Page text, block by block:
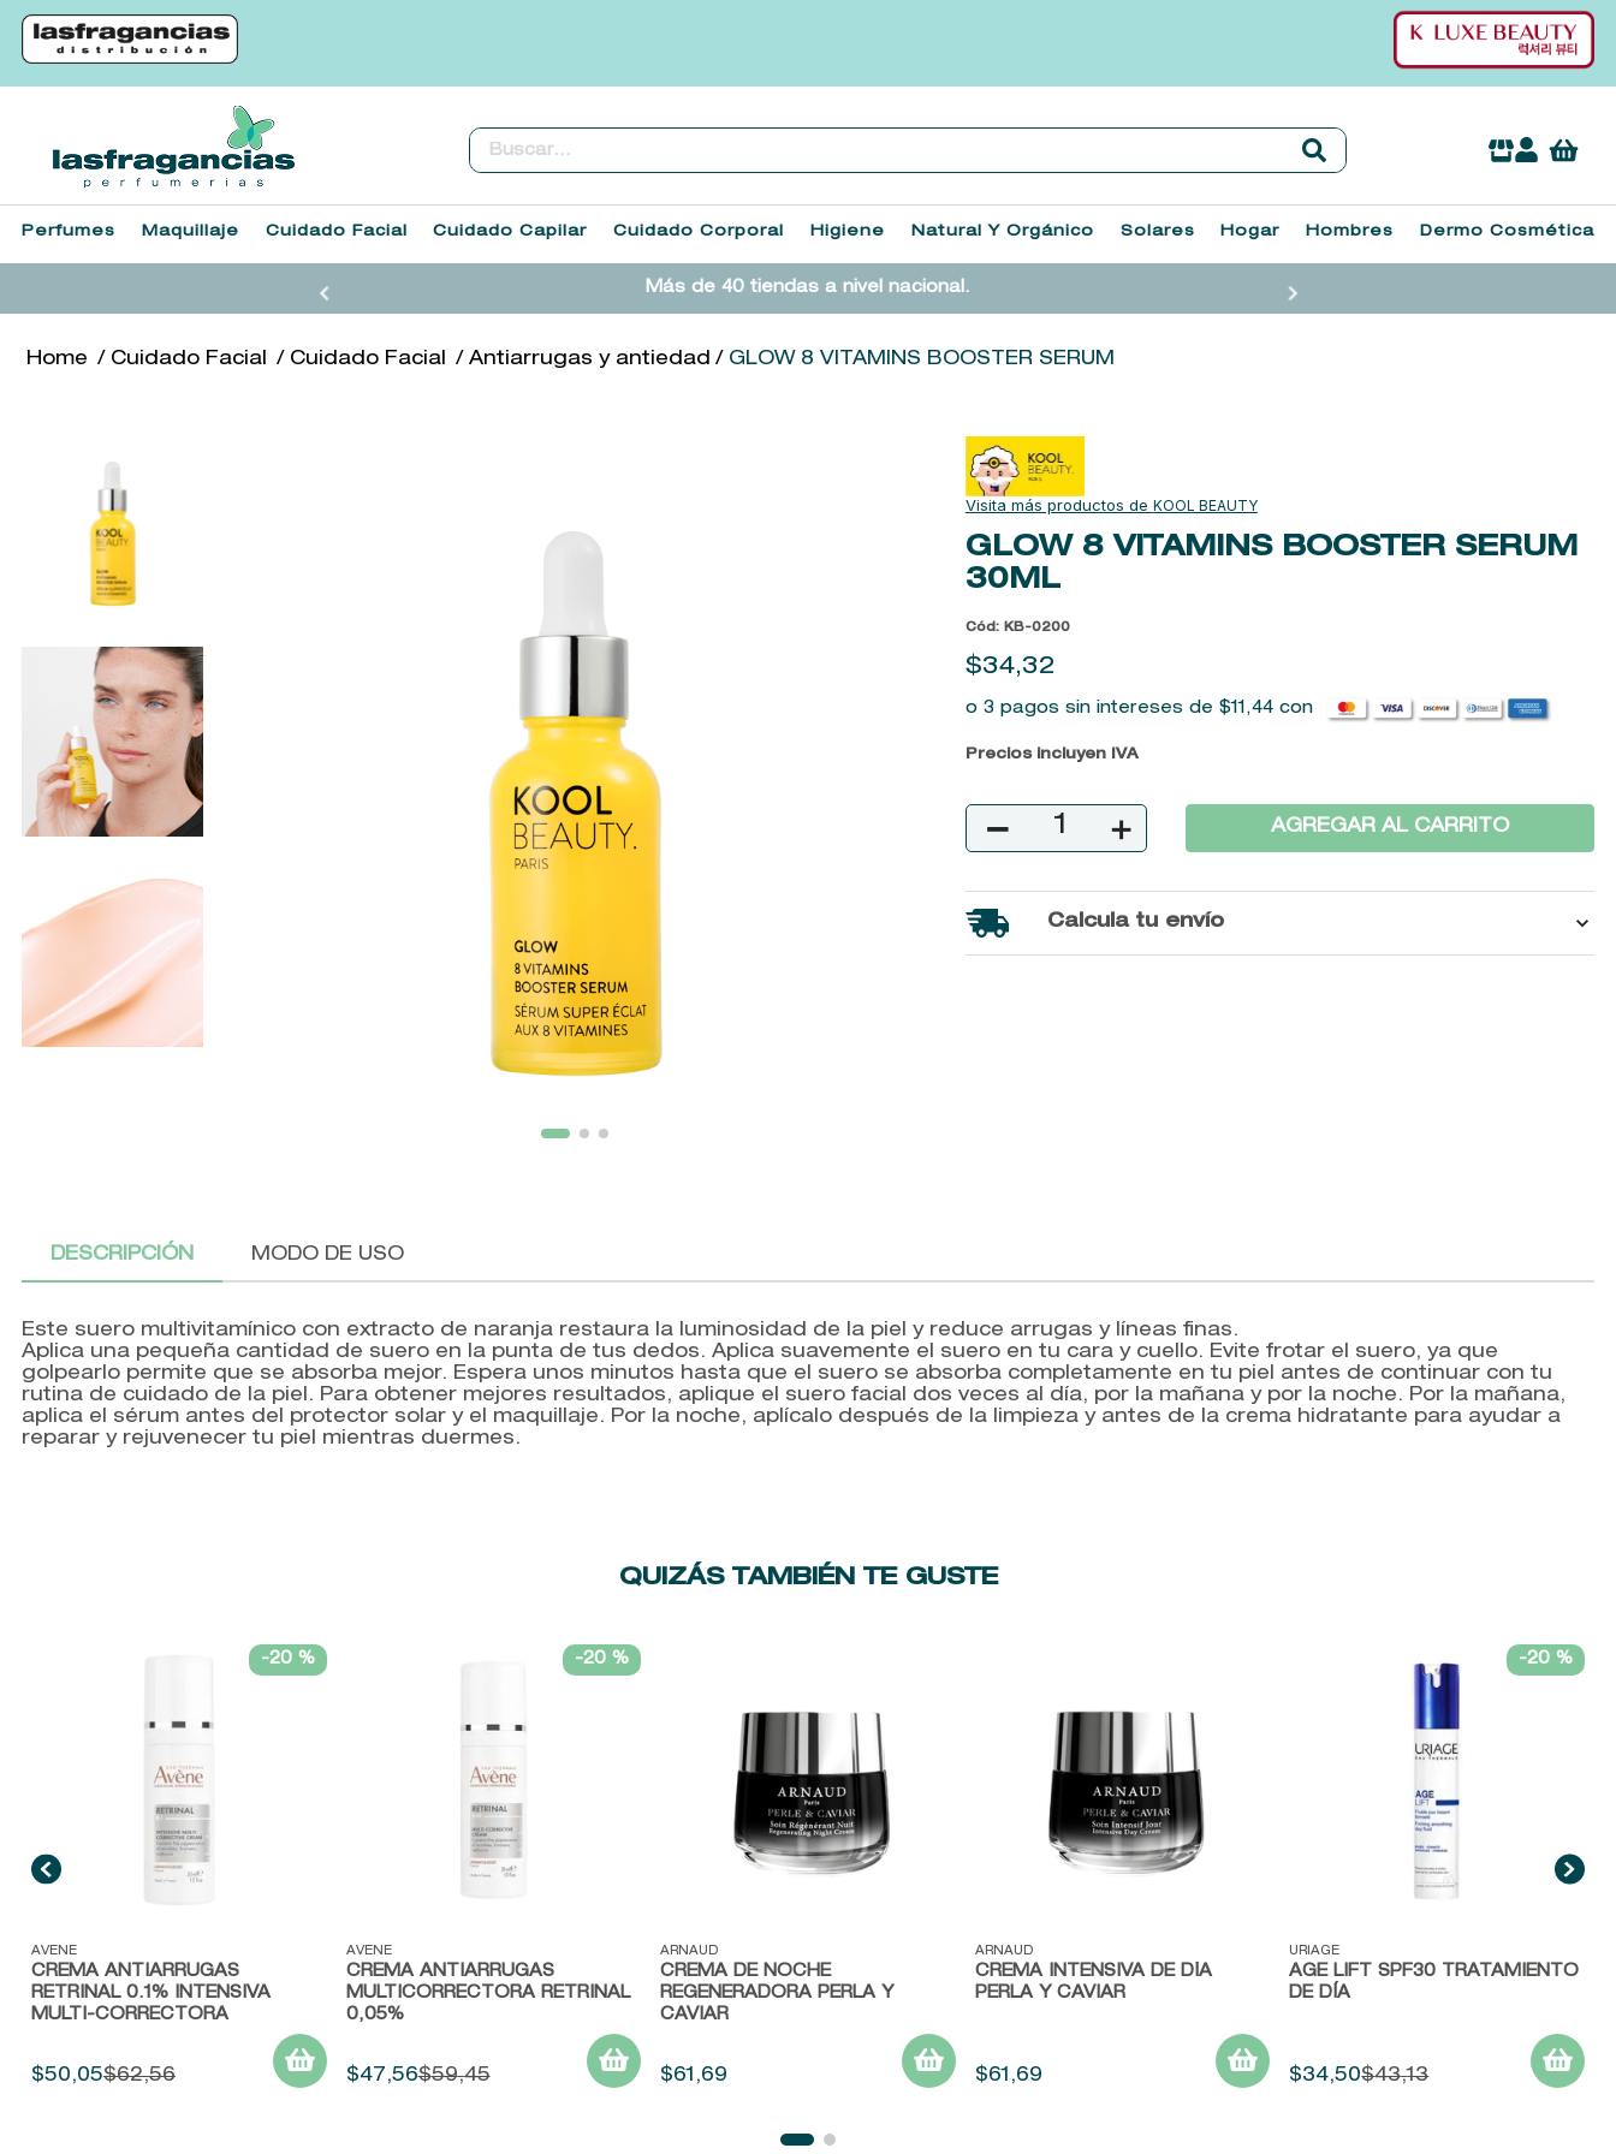
Buscar...
Perfumes Maquillaje Cuidado Facial Cuidado Capilar Cuidado Corporal Higiene Natural Y Orgánico Solares Hogar Hombres Dermo Cosmética
Más de 40 tiendas a nivel nacional.
Cuidado Facial Cuidado Facial Antiarrugas y antiedad GLOW 8 VITAMINS BOOSTER SERUM
KOOL BEAUTY
GLOW 8 VITAMINS BOOSTER SERUM
30ML
Cód : KB-0200
$34,32
o 3 pagos sin intereses de $11,44con
Precios incluyen IVA
＋
－ AGREGAR AL CARRITO
Calcula tu envío
DESCRIPCIÓN MODO DE USO
Este suero multivitamínico con extracto de naranja restaura la luminosidad de la piel y reduce arrugas y líneas finas.
Aplica una pequeña cantidad de suero en la punta de tus dedos. Aplica suavemente el suero en tu cara y cuello. Evite frotar el suero, ya que
golpearlo permite que se absorba mejor. Espera unos minutos hasta que el suero se absorba completamente en tu piel antes de continuar con tu
rutina de cuidado de la piel. Para obtener mejores resultados, aplique el suero facial dos veces al día, por la mañana y por la noche. Por la mañana,
aplica el sérum antes del protector solar y el maquillaje. Por la noche, aplícalo después de la limpieza y antes de la crema hidratante para ayudar a
reparar y rejuvenecer tu piel mientras duermes.
QUIZÁS TAMBIÉN TE GUSTE
-20 %
Vista rápida
AVENE
CREMA ANTIARRUGAS
RETRINAL 0.1% INTENSIVA
MULTI-CORRECTORA
$50,05$62,56
-20 %
Vista rápida
AVENE
CREMA ANTIARRUGAS
MULTICORRECTORA RETRINAL
0,05%
$47,56$59,45
Vista rápida
ARNAUD
CREMA DE NOCHE
REGENERADORA PERLA Y
CAVIAR
$61 ,69
Vista rápida
ARNAUD
CREMA INTENSIVA DE DÍA
PERLA Y CAVIAR
$61 ,69
-20 %
Vista rápida
URIAGE
AGE LIFT SPF30 TRATAMIENTO
DE DÍA
$34,50$43,13
1.
heathcote
sol ipanema
3.
cleanance
4.
giftset
8.